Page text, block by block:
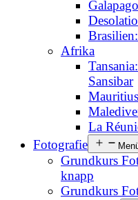
Afrika
Sansibar
Mauritius
La
Fotografie
Grundkurs
knapp
Grundkurs